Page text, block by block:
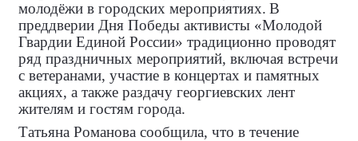
молодёжи в городских мероприятиях. В
преддверии Дня Победы активисты «Молодой
Гвардии Единой России» традиционно проводят
ряд праздничных мероприятий, включая встречи
с ветеранами, участие в концертах и памятных
акциях, а также раздачу георгиевских лент
жителям и гостям города.
Татьяна Романова сообщила, что в течение